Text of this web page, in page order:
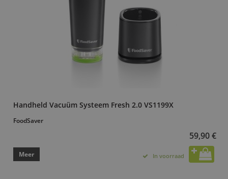
Handheld Vacuüm Systeem Fresh 2.0 VS1199X
FoodSaver
59,90 €
Meer In voorraad